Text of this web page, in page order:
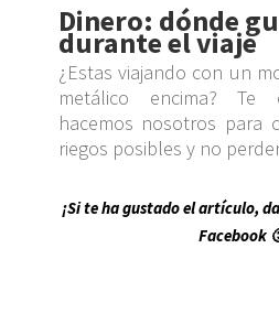
Dinero: dónde
durante el viaje
¿Estas viajando con un
metálico encima? Te
hacemos nosotros para
riegos posibles y no
¡Si te ha gustado el artículo,
Facebook